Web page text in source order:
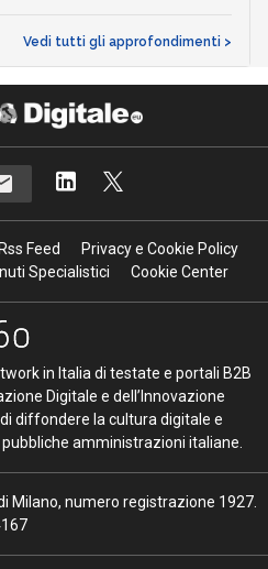
Vedi tutti gli approfondimenti >
Rss Feed
Privacy e Cookie Policy
Specialistici
Cookie Center
in Italia di testate e portali B2B
Digitale e dell’Innovazione
diffondere la cultura digitale e
amministrazioni italiane.
Milano, numero registrazione 1927.